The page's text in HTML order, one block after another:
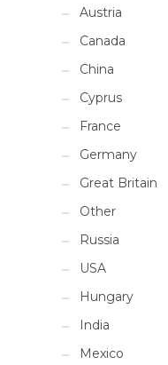
Austria
Canada
China
Cyprus
France
Germany
Great Britain
Other
Russia
USA
Hungary
India
Mexico